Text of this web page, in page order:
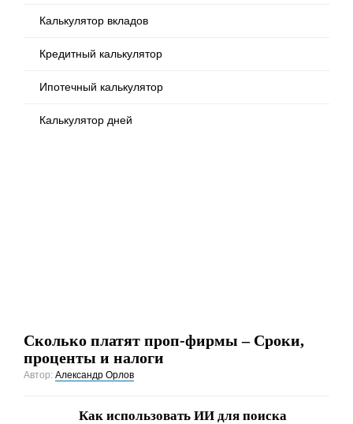
Калькулятор вкладов
Кредитный калькулятор
Ипотечный калькулятор
Калькулятор дней
Сколько платят проп-фирмы – Сроки,
проценты и налоги
Автор:Александр Орлов
Как использовать ИИ для поиска